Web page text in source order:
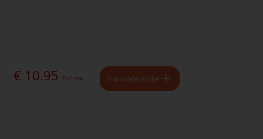
€ 10.95 Excl. btw In winkelmandje